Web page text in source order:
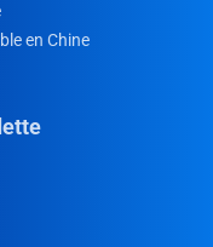
en Chine